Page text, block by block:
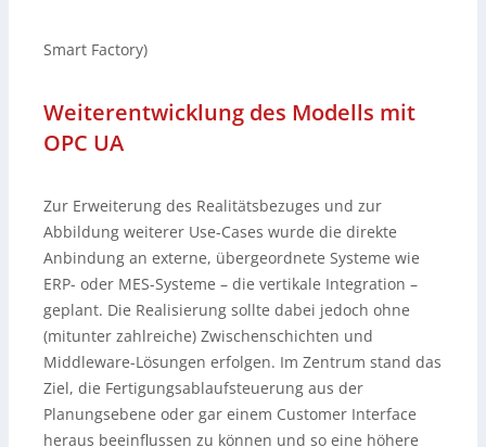
Smart Factory)
Weiterentwicklung des Modells mit
OPC UA
Zur Erweiterung des Realitätsbezuges und zur
Abbildung weiterer Use-Cases wurde die direkte
Anbindung an externe, übergeordnete Systeme wie
ERP- oder MES-Systeme – die vertikale Integration –
geplant. Die Realisierung sollte dabei jedoch ohne
(mitunter zahlreiche) Zwischenschichten und
Middleware-Lösungen erfolgen. Im Zentrum stand das
Ziel, die Fertigungsablaufsteuerung aus der
Planungsebene oder gar einem Customer Interface
heraus beeinflussen zu können und so eine höhere